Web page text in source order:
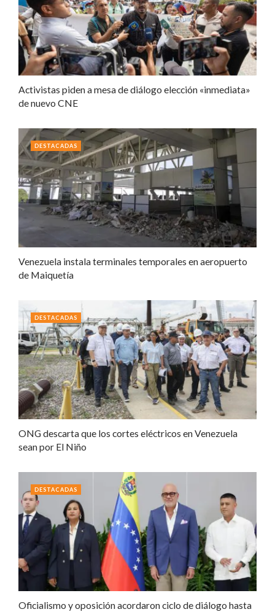
Activistas piden a mesa de diálogo elección «inmediata»
de nuevo CNE
Venezuela instala terminales temporales en aeropuerto
de Maiquetía
DESTACADAS
ONG descarta que los cortes eléctricos en Venezuela
sean por El Niño
DESTACADAS
Oficialismo y oposición acordaron ciclo de diálogo hasta
DESTACADAS